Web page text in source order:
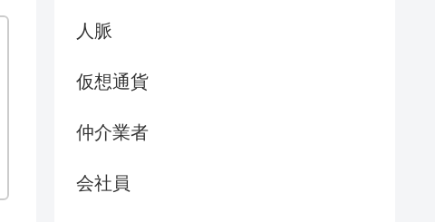
人脈
仮想通貨
仲介業者
会社員